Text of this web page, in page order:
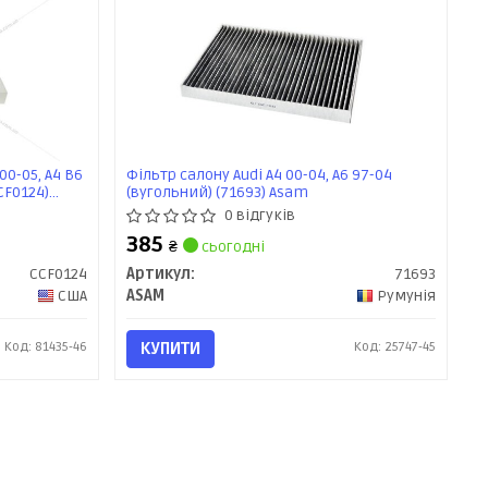
05, A4 B6
CCF0124
США
Код: 81435-46
Фільтр салону Audi A4 00-04, A6 97-04
(вугольний) (71693) Asam
0 відгуків
385₴
сьогодні
Артикул:
71693
ASAM
Румунія
КУПИТИ Код: 25747-45